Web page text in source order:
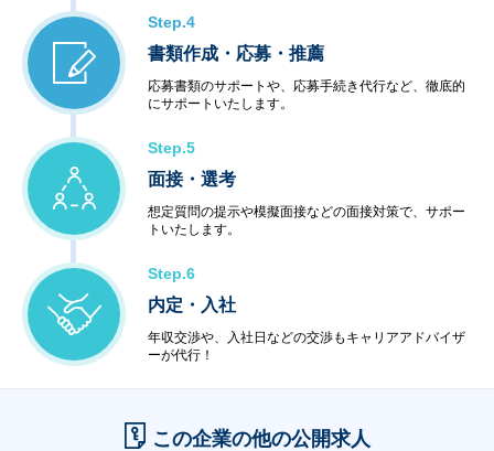
Step.4
書類作成・応募・推薦
応募書類のサポートや、応募手続き代行など、徹底的
にサポートいたします。
Step.5
面接・選考
想定質問の提示や模擬面接などの面接対策で、サポー
トいたします。
Step.6
内定・入社
年収交渉や、入社日などの交渉もキャリアアドバイザ
ーが代行！
この企業の他の公開求人